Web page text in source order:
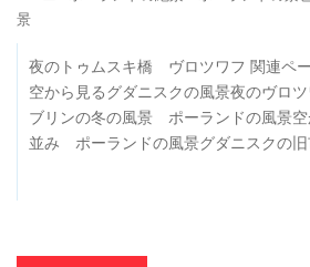
景
夜のトゥムスキ橋 ヴロツワフ 関連ペ
空から見るグダニスクの風景夜のヴロ
ブリンの冬の風景 ポーランドの風景
並み ポーランドの風景グダニスクの旧